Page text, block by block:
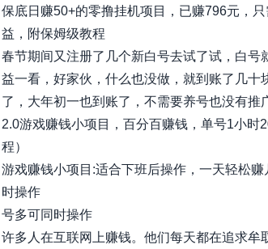
保底日赚50+的零撸挂机项目，已赚796元，
益，附保姆级教程
春节期间又注册了几个新白号去试了试，白号
益一看，好家伙，什么也没做，就到账了几十
了，大年初一也到账了，不需要养号也没有推
2.0游戏赚钱小项目，百分百赚钱，单号1小时
程）
游戏赚钱小项目:适合下班后操作，一天轻松
时操作
号多可同时操作
许多人在互联网上赚钱。他们每天都在追求牟